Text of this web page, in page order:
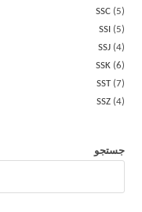
SSC
5
SSI
5
SSJ 4
SSK 6
SST 7
SSZ 4
جستجو